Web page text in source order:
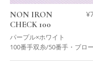
NON IRON
CHECK 100
パープル×ホワイト
¥
100番手双糸/50番手・ブロ